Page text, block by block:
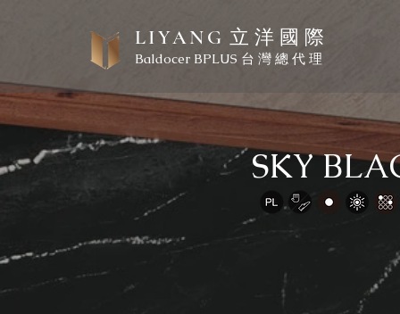
LIYANG 立 洋 國 際
Baldocer BPLUS 台 灣 總 代 理
SKY